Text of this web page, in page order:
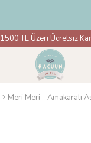
1500 TL Üzeri Ücretsiz
Meri Meri - Amakaralı